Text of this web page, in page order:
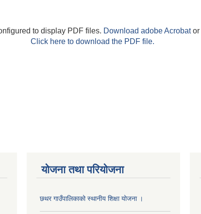
to display PDF files. Download adobe Acrobator
Click here to download the PDF file.
योजना तथा परियोजना
छथर गाउँपालिकाको स्थानीय शिक्षा योजना ।